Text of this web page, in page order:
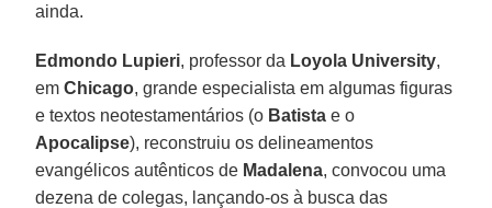
ainda.
Edmondo Lupieri, professor da Loyola University,
emChicago, grande especialista em algumas figuras
e textos neotestamentários (o Batista e o
Apocalipse), reconstruiu os delineamentos
evangélicos autênticos de Madalena, convocou uma
dezena de colegas, lançando-os à busca das